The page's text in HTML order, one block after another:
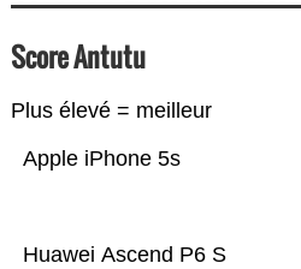
Score Antutu
Plus élevé = meilleur
Huawei Ascend P6 S
Apple iPhone 5s